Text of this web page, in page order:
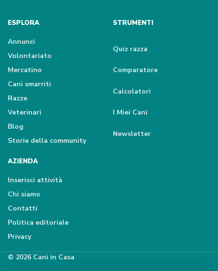
ESPLORA
Annunci
Volontariato
Mercatino
Cani smarriti
Razze
Veterinari
Blog
Storie della community
STRUMENTI
Quiz razza
Comparatore
Calcolatori
I Miei Cani
Newsletter
AZIENDA
Inserisci attività
Chi siamo
Contatti
Politica editoriale
Privacy
© 2026 Cani in Casa